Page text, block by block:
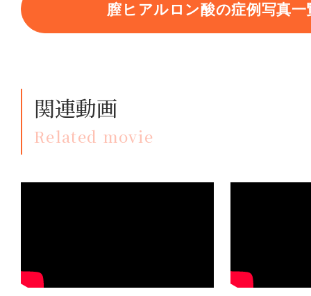
膣ヒアルロン酸の症例写真一
関連動画
Related movie